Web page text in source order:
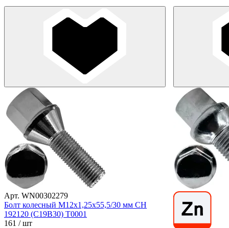
Арт. WN00302279
Болт колесный М12х1,25х55,5/30 мм СН
192120 (C19B30) T0001
161 / шт